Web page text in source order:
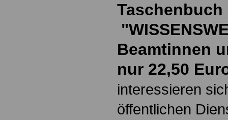
Taschenbuch
Beamtinnen
nur 22,50
interessieren
öffentlichen